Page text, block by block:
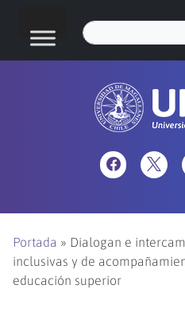
Portada » Dialogan e
inclusivas y de
educación superior